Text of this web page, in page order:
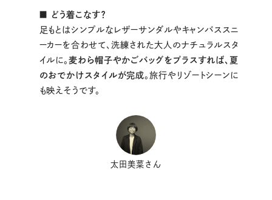
■ どう着こなす？
足もとはシンプルなレザーサンダルやキャンバススニ
ーカーを合わせて、洗練された大人のナチュラルスタ
イルに。麦わら帽子やかごバッグをプラスすれば、夏
のおでかけスタイルが完成。旅行やリゾートシーンに
も映えそうです。
太田美菜さん